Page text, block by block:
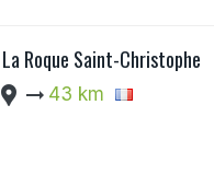
La Roque Saint-Christophe
arrow_right_alt 43 km